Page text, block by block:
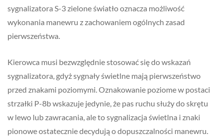
sygnalizatora S-3 zielone światło oznacza możliwość
wykonania manewru z zachowaniem ogólnych zasad
pierwszeństwa.
Kierowca musi bezwzględnie stosować się do wskazań
sygnalizatora, gdyż sygnały świetlne mają pierwszeństwo
przed znakami poziomymi. Oznakowanie poziome w postaci
strzałki P-8b wskazuje jedynie, że pas ruchu służy do skrętu
w lewo lub zawracania, ale to sygnalizacja świetlna i znaki
pionowe ostatecznie decydują o dopuszczalności manewru.